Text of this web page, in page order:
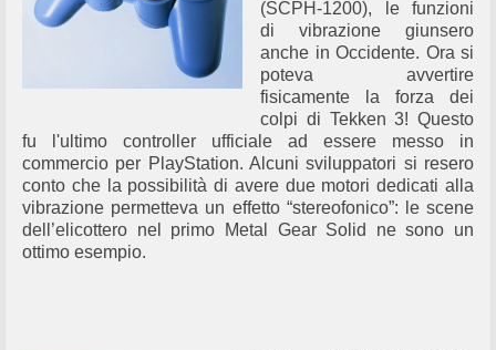
(SCPH-1200), le funzioni
di vibrazione giunsero
anche in Occidente. Ora si
poteva avvertire
fisicamente la forza dei
colpi di Tekken 3! Questo
fu l'ultimo controller ufficiale ad essere messo in
commercio per PlayStation. Alcuni sviluppatori si resero
conto che la possibilità di avere due motori dedicati alla
vibrazione permetteva un effetto “stereofonico”: le scene
dell’elicottero nel primo Metal Gear Solid ne sono un
ottimo esempio.